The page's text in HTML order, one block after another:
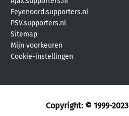
Feyenoord.supporters.nl
PSV.supporters.nl
Sitemap
Mijn voorkeuren
Cookie-instellingen
Copyright: © 1999-2023